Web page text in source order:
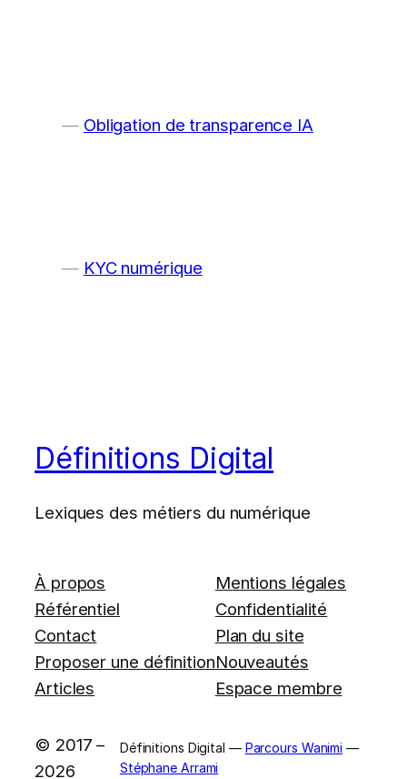
Obligation de transparence IA
KYC numérique
Définitions Digital
Lexiques des métiers du numérique
À propos
Référentiel
Contact
Proposer une définition
Articles
Mentions légales
Confidentialité
Plan du site
Nouveautés
Espace membre
© 2017 –
2026
Définitions Digital — Parcours Wanimi —
Stéphane Arrami